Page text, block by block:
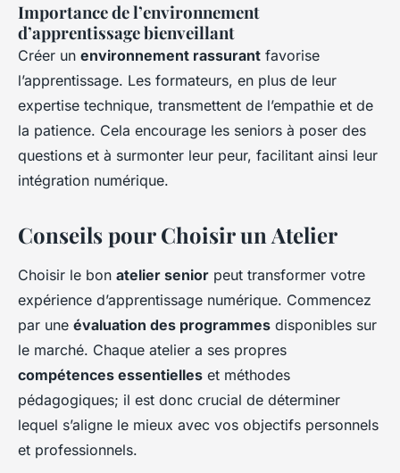
Importance de l’environnement
d’apprentissage bienveillant
Créer un environnement rassurant favorise
l’apprentissage. Les formateurs, en plus de leur
expertise technique, transmettent de l’empathie et de
la patience. Cela encourage les seniors à poser des
questions et à surmonter leur peur, facilitant ainsi leur
intégration numérique.
Conseils pour Choisir un Atelier
Choisir le bon atelier senior peut transformer votre
expérience d’apprentissage numérique. Commencez
par une évaluation des programmes disponibles sur
le marché. Chaque atelier a ses propres
compétences essentielles et méthodes
pédagogiques; il est donc crucial de déterminer
lequel s’aligne le mieux avec vos objectifs personnels
et professionnels.